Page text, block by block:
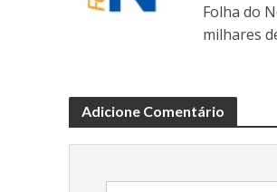
Folha do
milhares
Adicione Comentário